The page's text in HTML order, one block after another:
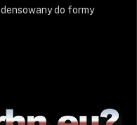
do formy